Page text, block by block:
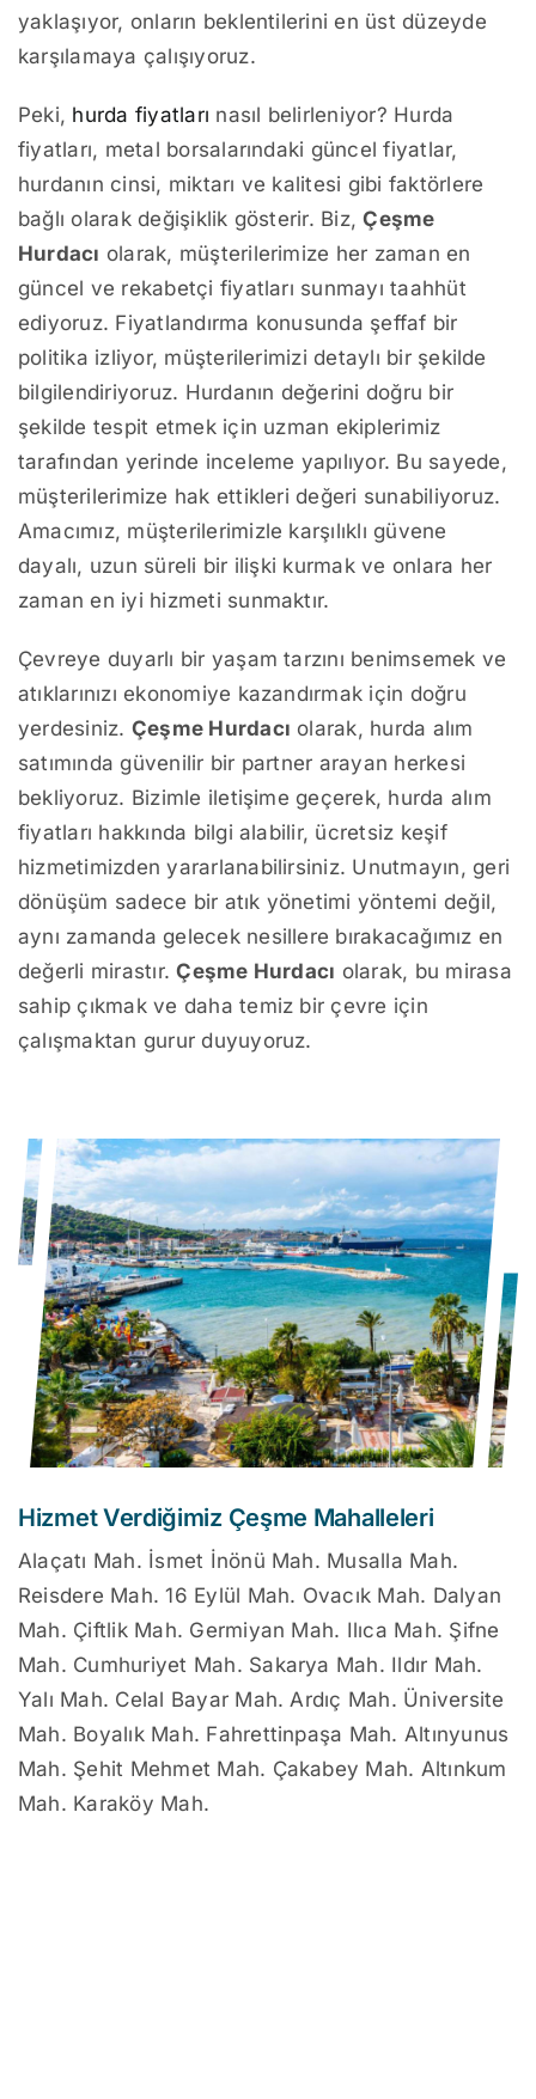
yaklaşıyor, onların beklentilerini en üst düzeyde
karşılamaya çalışıyoruz.
Peki, hurda fiyatları nasıl belirleniyor? Hurda
fiyatları, metal borsalarındaki güncel fiyatlar,
hurdanın cinsi, miktarı ve kalitesi gibi faktörlere
bağlı olarak değişiklik gösterir. Biz,Çeşme
Hurdacı olarak, müşterilerimize her zaman en
güncel ve rekabetçi fiyatları sunmayı taahhüt
ediyoruz. Fiyatlandırma konusunda şeffaf bir
politika izliyor, müşterilerimizi detaylı bir şekilde
bilgilendiriyoruz. Hurdanın değerini doğru bir
şekilde tespit etmek için uzman ekiplerimiz
tarafından yerinde inceleme yapılıyor. Bu sayede,
müşterilerimize hak ettikleri değeri sunabiliyoruz.
Amacımız, müşterilerimizle karşılıklı güvene
dayalı, uzun süreli bir ilişki kurmak ve onlara her
zaman en iyi hizmeti sunmaktır.
Çevreye duyarlı bir yaşam tarzını benimsemek ve
atıklarınızı ekonomiye kazandırmak için doğru
yerdesiniz. Çeşme Hurdacı olarak, hurda alım
satımında güvenilir bir partner arayan herkesi
bekliyoruz. Bizimle iletişime geçerek, hurda alım
fiyatları hakkında bilgi alabilir, ücretsiz keşif
hizmetimizden yararlanabilirsiniz. Unutmayın, geri
dönüşüm sadece bir atık yönetimi yöntemi değil,
aynı zamanda gelecek nesillere bırakacağımız en
değerli mirastır.Çeşme Hurdacı olarak, bu mirasa
sahip çıkmak ve daha temiz bir çevre için
çalışmaktan gurur duyuyoruz.
Hizmet Verdiğimiz Çeşme Mahalleleri
Alaçatı Mah. İsmet İnönü Mah. Musalla Mah.
Reisdere Mah. 16 Eylül Mah. Ovacık Mah. Dalyan
Mah. Çiftlik Mah. Germiyan Mah. Ilıca Mah. Şifne
Mah. Cumhuriyet Mah. Sakarya Mah. Ildır Mah.
Yalı Mah. Celal Bayar Mah. Ardıç Mah. Üniversite
Mah. Boyalık Mah. Fahrettinpaşa Mah. Altınyunus
Mah. Şehit Mehmet Mah. Çakabey Mah. Altınkum
Mah. Karaköy Mah.